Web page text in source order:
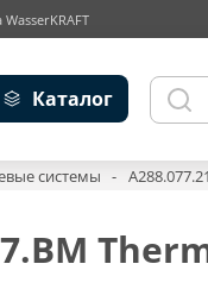
Каталог
системы